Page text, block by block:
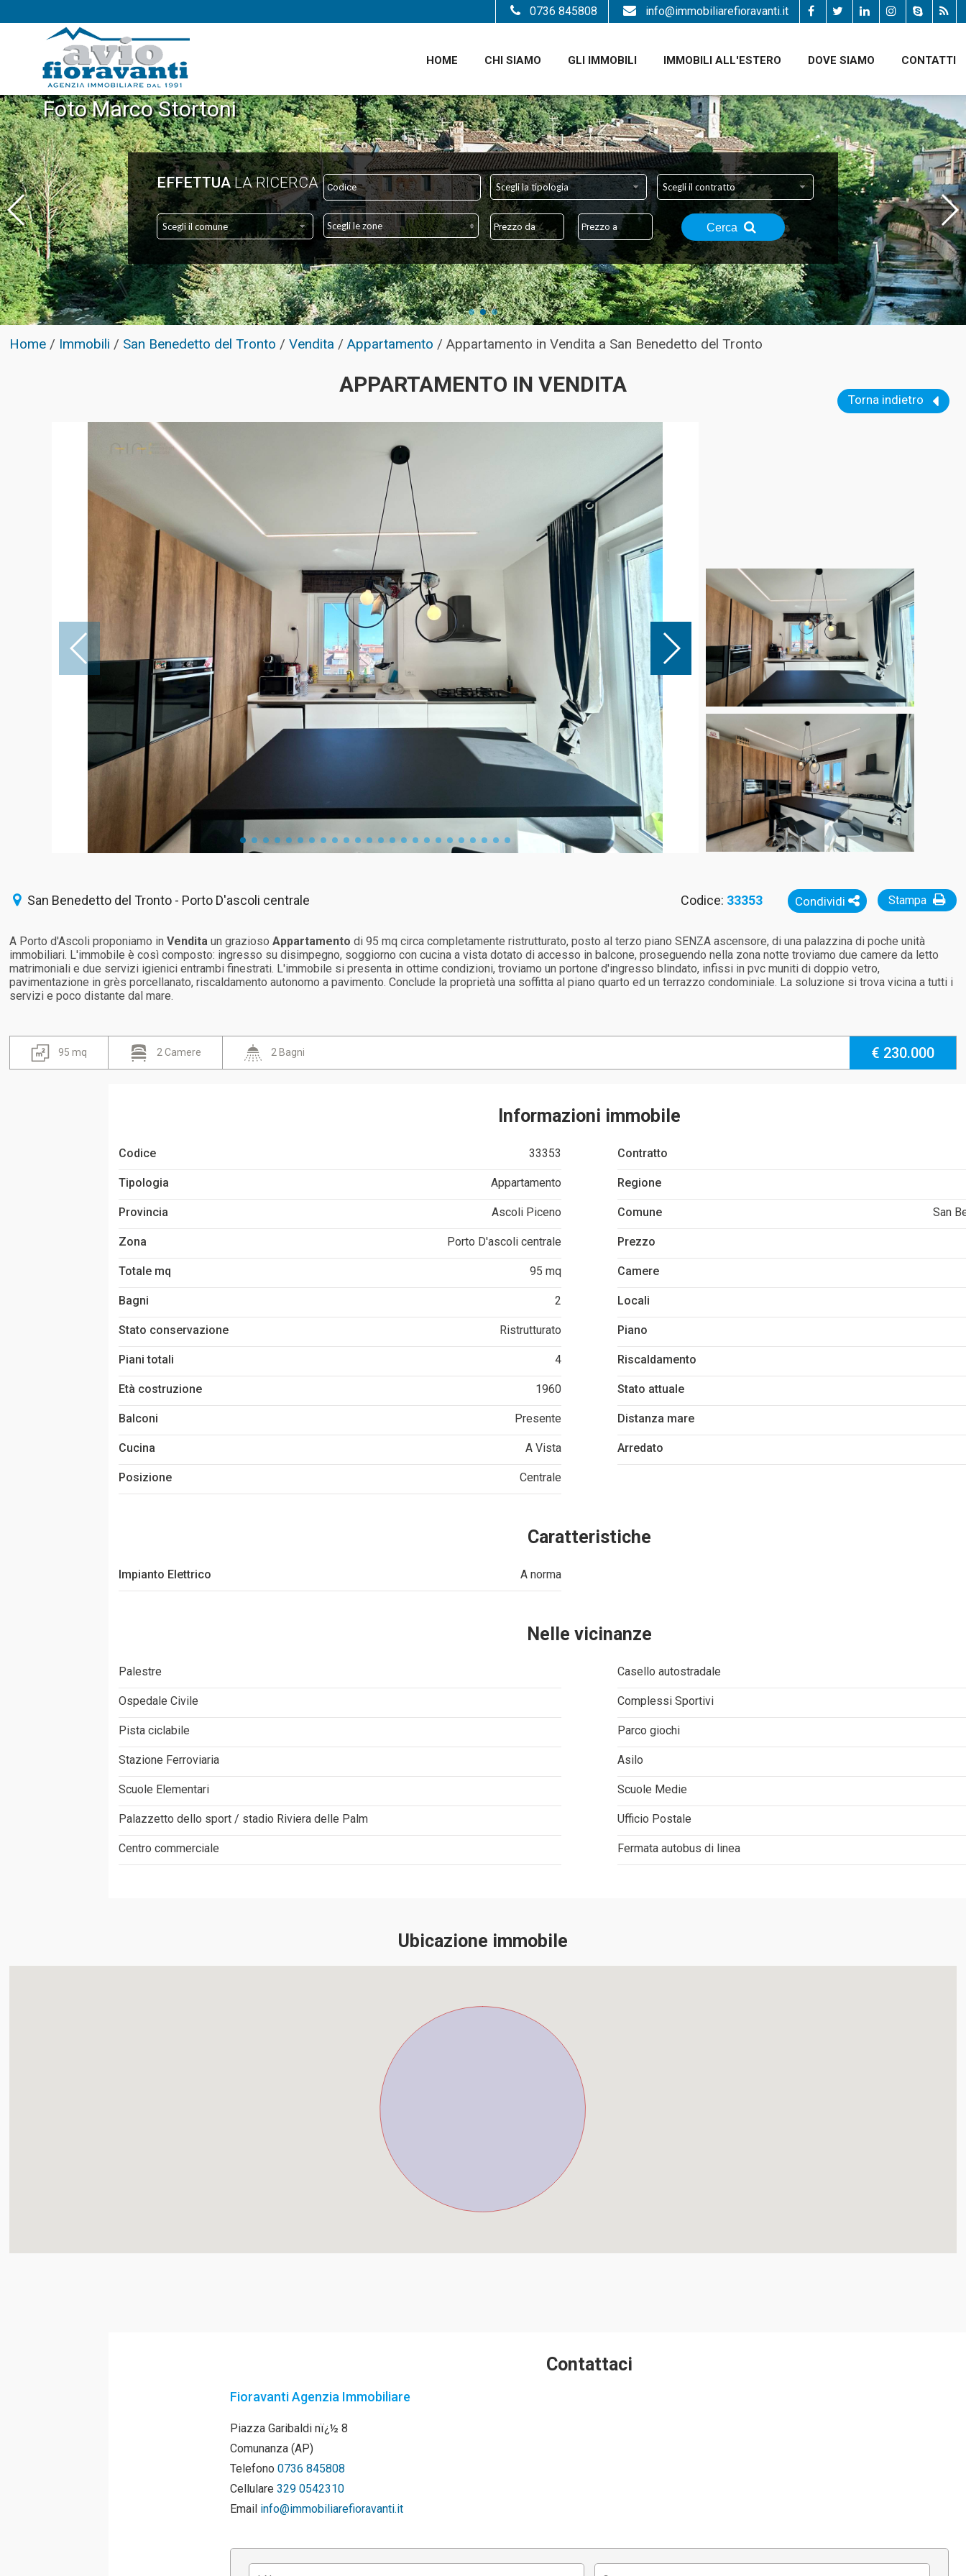
HOME CHI SIAMO GLI IMMOBILI IMMOBILI ALL'ESTERO DOVE SIAMO CONTATTI
info@immobiliarefioravanti.it
0736 845808
Foto Marco Stortoni
EFFETTUALA RICERCA Scegli la tipologia Scegli il contratto
Scegli il comune Scegli le zone Cerca
Home / Immobili / San Benedetto del Tronto /Vendita /Appartamento /Appartamento in Vendita a San Benedetto del Tronto
APPARTAMENTO IN VENDITA
Torna indietro
San Benedetto del Tronto - Porto D'ascoli centrale Stampa
Condividi
Codice: 33353
A Porto d'Ascoli proponiamo inVendita un graziosoAppartamento di 95 mq circa completamente ristrutturato, posto al terzo piano SENZA ascensore, di una palazzina di poche unità
immobiliari. L'immobile è così composto: ingresso su disimpegno, soggiorno con cucina a vista dotato di accesso in balcone, proseguendo nella zona notte troviamo due camere da letto
matrimoniali e due servizi igienici entrambi finestrati. L'immobile si presenta in ottime condizioni, troviamo un portone d'ingresso blindato, infissi in pvc muniti di doppio vetro,
pavimentazione in grès porcellanato, riscaldamento autonomo a pavimento. Conclude la proprietà una soffitta al piano quarto ed un terrazzo condominiale. La soluzione si trova vicina a tutti i
servizi e poco distante dal mare.
95 mq 2 Camere 2 Bagni € 230.000
Informazioni immobile
Codice 33353 Contratto
Tipologia Appartamento Regione
Provincia Ascoli Piceno Comune San
Zona Porto D'ascoli centrale Prezzo
Totale mq 95 mq Camere
Bagni 2 Locali
Stato conservazione Ristrutturato Piano
Piani totali 4 Riscaldamento
Età costruzione 1960 Stato attuale
Balconi Presente Distanza mare
Cucina A Vista Arredato
Posizione Centrale
Caratteristiche
Impianto Elettrico A norma
Nelle vicinanze
Palestre Casello autostradale
Ospedale Civile Complessi Sportivi
Pista ciclabile Parco giochi
Stazione Ferroviaria Asilo
Scuole Elementari Scuole Medie
Palazzetto dello sport / stadio Riviera delle Palm Ufficio Postale
Centro commerciale Fermata autobus di linea
Ubicazione immobile
Contattaci
Fioravanti Agenzia Immobiliare
Piazza Garibaldi nï¿½ 8
Comunanza (AP)
Telefono0736 845808
Cellulare329 0542310
Email info@immobiliarefioravanti.it